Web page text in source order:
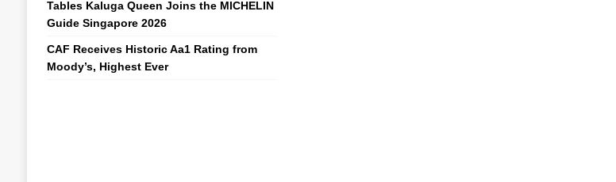
Tables Kaluga Queen Joins the MICHELIN
Guide Singapore 2026
CAF Receives Historic Aa1 Rating from
Moody’s, Highest Ever